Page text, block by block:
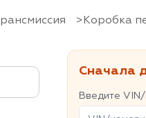
Трансмиссия Коробка
Сначала
Введите